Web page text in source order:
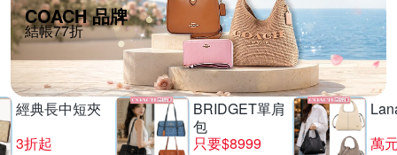
COACH 品牌
結帳77折
經典長中短夾
3折起
BRIDGET單肩
包
只要$8999
萬